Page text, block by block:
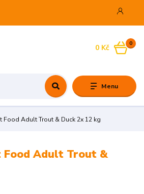
Menu
0
0 Kč
Food Adult Trout & Duck 2x 12 kg
Food Adult Trout &